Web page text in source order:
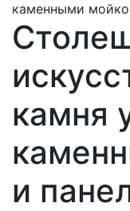
каменными
камня
и